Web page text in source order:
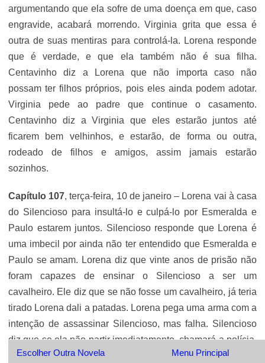
argumentando que ela sofre de uma doença em que, caso
engravide, acabará morrendo. Virginia grita que essa é
outra de suas mentiras para controlá-la. Lorena responde
que é verdade, e que ela também não é sua filha.
Centavinho diz a Lorena que não importa caso não
possam ter filhos próprios, pois eles ainda podem adotar.
Virginia pede ao padre que continue o casamento.
Centavinho diz a Virginia que eles estarão juntos até
ficarem bem velhinhos, e estarão, de forma ou outra,
rodeado de filhos e amigos, assim jamais estarão
sozinhos.
Capítulo 107, terça-feira, 10 de janeiro – Lorena vai à casa
do Silencioso para insultá-lo e culpá-lo por Esmeralda e
Paulo estarem juntos. Silencioso responde que Lorena é
uma imbecil por ainda não ter entendido que Esmeralda e
Paulo se amam. Lorena diz que vinte anos de prisão não
foram capazes de ensinar o Silencioso a ser um
cavalheiro. Ele diz que se não fosse um cavalheiro, já teria
tirado Lorena dali a patadas. Lorena pega uma arma com a
intenção de assassinar Silencioso, mas falha. Silencioso
diz que se ela não partir imediatamente, chamará a polícia.
Paulo se queixa de fortes dores de cabeça e começa a se
Escolher Outra Novela Menu Principal